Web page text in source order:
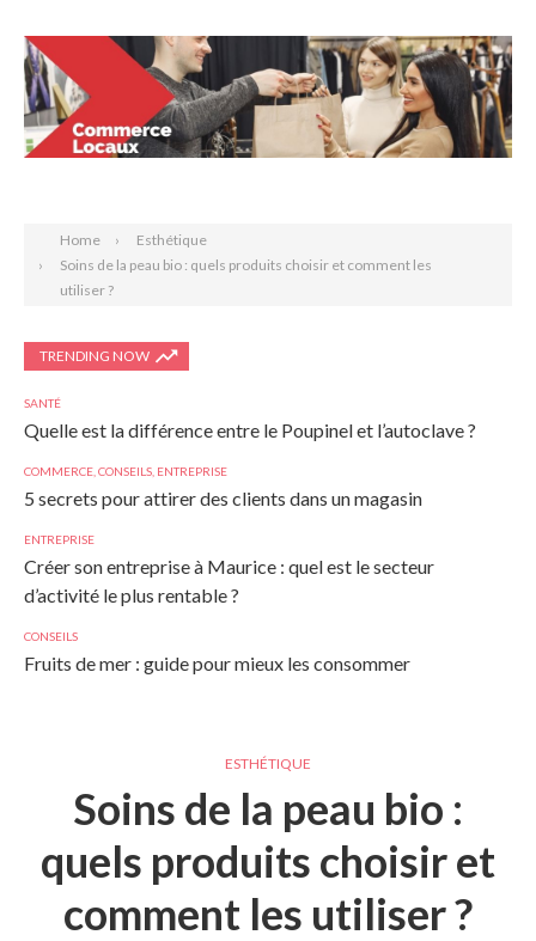
Home
Esthétique
Soins de la peau bio : quels produits choisir et comment les
utiliser ?
TRENDING NOW
SANTÉ
Quelle est la différence entre le Poupinel et l’autoclave ?
COMMERCE CONSEILS ENTREPRISE
5 secrets pour attirer des clients dans un magasin
ENTREPRISE
Créer son entreprise à Maurice : quel est le secteur
d’activité le plus rentable ?
CONSEILS
Fruits de mer : guide pour mieux les consommer
ESTHÉTIQUE
Soins de la peau bio :
quels produits choisir et
comment les utiliser ?